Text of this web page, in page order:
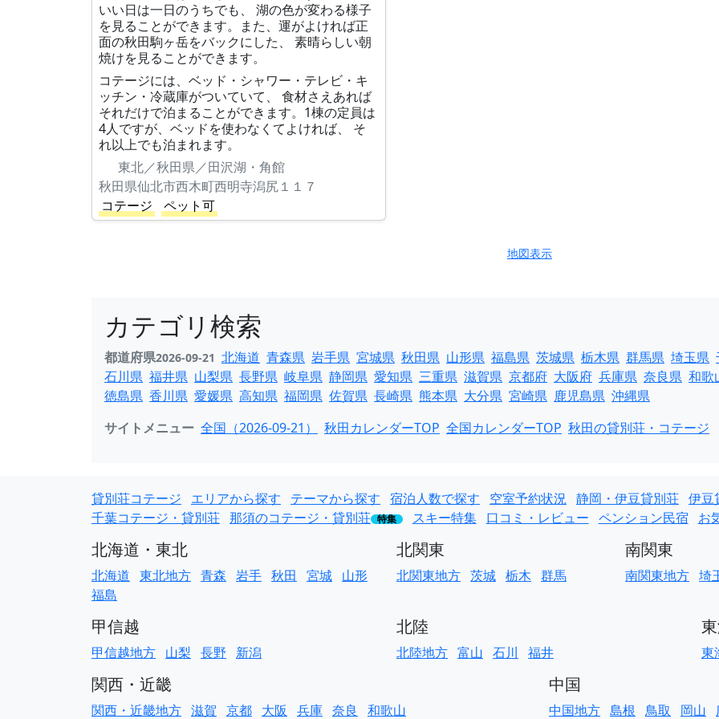
いい日は一日のうちでも、 湖の色が変わる様子
を見ることができます。また、運がよければ正
面の秋田駒ヶ岳をバックにした、 素晴らしい朝
焼けを見ることができます。
コテージには、ベッド・シャワー・テレビ・キ
ッチン・冷蔵庫がついていて、 食材さえあれば
それだけで泊まることができます。1棟の定員は
4人ですが、ベッドを使わなくてよければ、 そ
れ以上でも泊まれます。
東北／秋田県／田沢湖・角館
秋田県仙北市西木町西明寺潟尻１１７
コテージ
ペット可
地図表示
カテゴリ検索
都道府県2026-09-21 北海道 青森県 岩手県 宮城県 秋田県 山形県 福島県 茨城県 栃木県 群馬県 埼玉県
石川県 福井県 山梨県 長野県 岐阜県 静岡県 愛知県 三重県 滋賀県 京都府 大阪府 兵庫県 奈良県 和歌
徳島県 香川県 愛媛県 高知県 福岡県 佐賀県 長崎県 熊本県 大分県 宮崎県 鹿児島県 沖縄県
サイトメニュー 全国（2026-09-21） 秋田カレンダーTOP 全国カレンダーTOP 秋田の貸別荘・コテージ
貸別荘コテージ エリアから探す テーマから探す 宿泊人数で探す 空室予約状況 静岡・伊豆貸別荘 伊豆
千葉コテージ・貸別荘 那須のコテージ・貸別荘 特集 スキー特集 口コミ・レビュー ペンション民宿 お
北海道・東北
北海道 東北地方 青森 岩手 秋田 宮城 山形
福島
北関東
北関東地方 茨城 栃木 群馬
南関東
南関東地方 埼
甲信越
甲信越地方 山梨 長野 新潟
北陸
北陸地方 富山 石川 福井 東
関西・近畿
関西・近畿地方 滋賀 京都 大阪 兵庫 奈良 和歌山
中国
中国地方 島根 鳥取 岡山